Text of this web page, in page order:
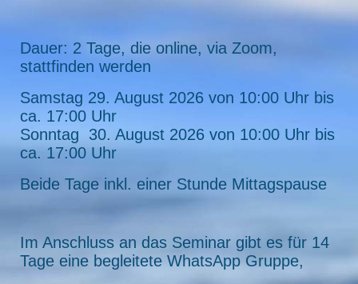
Dauer: 2 Tage, die online, via Zoom,
stattfinden werden
Samstag 29. August 2026 von 10:00 Uhr bis
ca. 17:00 Uhr
Sonntag 30. August 2026 von 10:00 Uhr bis
ca. 17:00 Uhr
Beide Tage inkl. einer Stunde Mittagspause
Im Anschluss an das Seminar gibt es für 14
Tage eine begleitete WhatsApp Gruppe,